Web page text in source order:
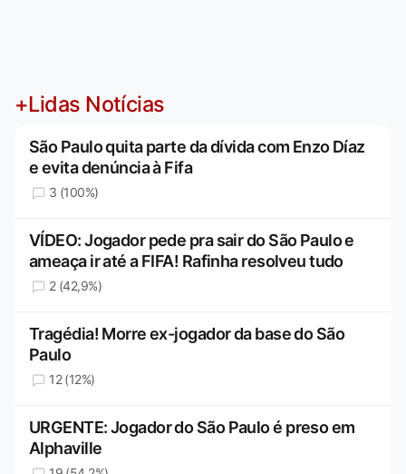
+Lidas Notícias
São Paulo quita parte da dívida com Enzo Díaz
e evita denúncia à Fifa
3 (100%)
VÍDEO: Jogador pede pra sair do São Paulo e
ameaça ir até a FIFA! Rafinha resolveu tudo
2 (42,9%)
Tragédia! Morre ex-jogador da base do São
Paulo
12 (12%)
URGENTE: Jogador do São Paulo é preso em
Alphaville